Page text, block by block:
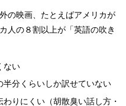
の映画、たとえばアメリカが
人の８割以上が「英語の吹き
ない
半分くらいしか訳せていない
りにくい（胡散臭い話し方・